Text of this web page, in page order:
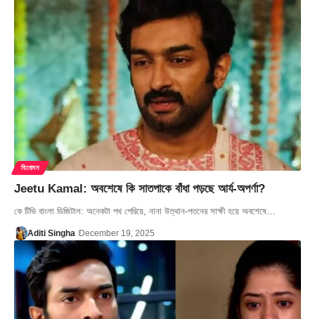
বিনোদন
Jeetu Kamal: অবশেষে কি সাতপাকে বাঁধা পড়ছে আর্য-অপর্ণা?
কে টিভি বাংলা ডিজিটাল: অনেকটা পথ পেরিয়ে, নানা উত্থান-পতনের সাক্ষী হয়ে অবশেষে…
Aditi Singha December 19, 2025